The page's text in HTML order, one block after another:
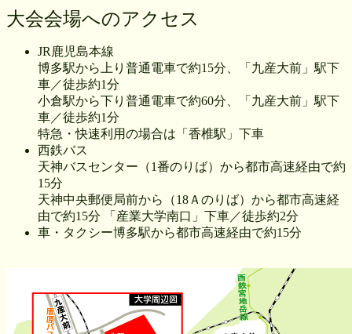
大会会場へのアクセス
JR鹿児島本線
博多駅から上り普通電車で約15分、「九産大前」駅下
車／徒歩約1分
小倉駅から下り普通電車で約60分、「九産大前」駅下
車／徒歩約1分
特急・快速利用の場合は「香椎駅」下車
西鉄バス
天神バスセンター（1番のりば）から都市高速経由で約
15分
天神中央郵便局前から（18Ａのりば）から都市高速経
由で約15分 「産業大学南口」下車／徒歩約2分
車・タクシー博多駅から都市高速経由で約15分